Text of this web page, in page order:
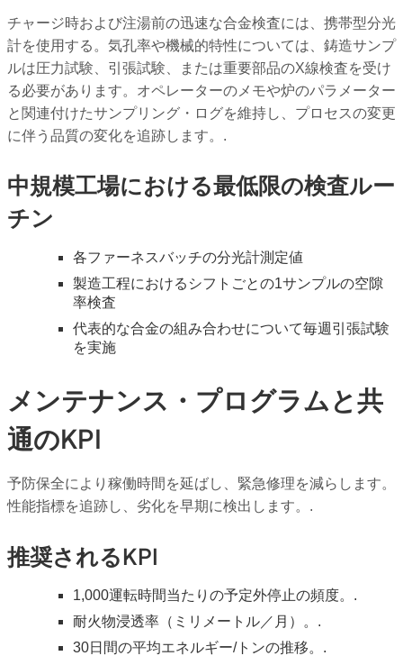
チャージ時および注湯前の迅速な合金検査には、携帯型分光
計を使用する。気孔率や機械的特性については、鋳造サンプ
ルは圧力試験、引張試験、または重要部品のX線検査を受け
る必要があります。オペレーターのメモや炉のパラメーター
と関連付けたサンプリング・ログを維持し、プロセスの変更
に伴う品質の変化を追跡します。.
中規模工場における最低限の検査ルー
チン
各ファーネスバッチの分光計測定値
製造工程におけるシフトごとの1サンプルの空隙
率検査
代表的な合金の組み合わせについて毎週引張試験
を実施
メンテナンス・プログラムと共
通のKPI
予防保全により稼働時間を延ばし、緊急修理を減らします。
性能指標を追跡し、劣化を早期に検出します。.
推奨されるKPI
1,000運転時間当たりの予定外停止の頻度。.
耐火物浸透率（ミリメートル／月）。.
30日間の平均エネルギー/トンの推移。.